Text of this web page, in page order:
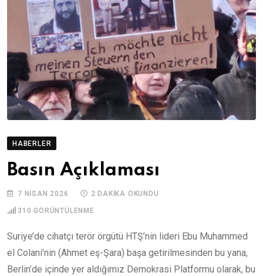
HABERLER
Basın Açıklaması
7 NISAN 2026 2 DAKIKA OKUNDU
310 GÖRÜNTÜLENME
Suriye’de cihatçı terör örgütü HTŞ’nin lideri Ebu Muhammed
el Colani’nin (Ahmet eş-Şara) başa getirilmesinden bu yana,
Berlin’de içinde yer aldığımız Demokrasi Platformu olarak, bu